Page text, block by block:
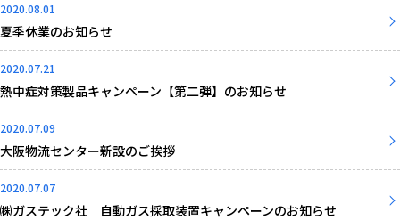
2020.08.01
夏季休業のお知らせ
2020.07.21
熱中症対策製品キャンペーン【第二弾】のお知らせ
2020.07.09
大阪物流センター新設のご挨拶
2020.07.07
㈱ガステック社 自動ガス採取装置キャンペーンのお知らせ